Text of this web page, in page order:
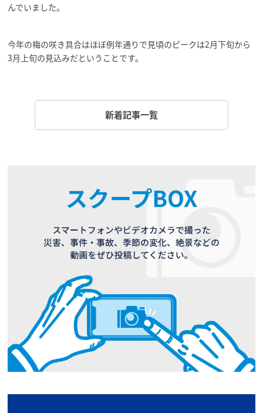
んでいました。
今年の梅の咲き具合はほぼ例年通りで見頃のピークは2月下旬から
3月上旬の見込みだということです。
新着記事一覧